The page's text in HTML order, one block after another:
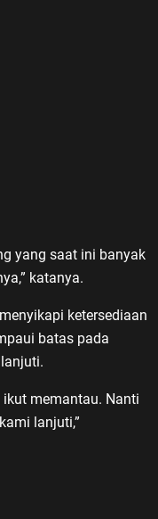
yang saat ini banyak
katanya.
ketersediaan
batas pada
memantau. Nanti
lanjuti,”